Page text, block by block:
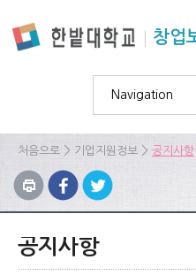
창업
Navigation
처음으로 > 기업지원정보 > 공지사항
공지사항